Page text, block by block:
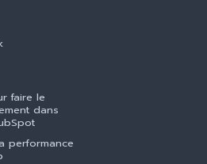
faire le
dans
performance